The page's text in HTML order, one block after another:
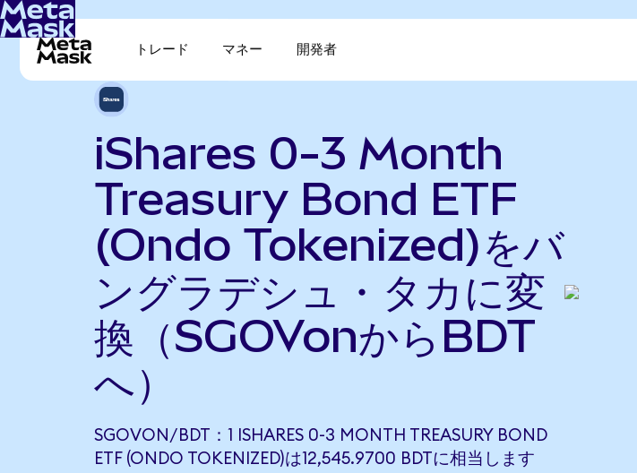
トレード マネー 開発者
iShares 0-3 Month
Treasury Bond ETF
(Ondo Tokenized)をバ
ングラデシュ・タカに変
換（SGOVonからBDT
へ）
SGOVON/BDT：1 ISHARES 0-3 MONTH TREASURY BOND
ETF (ONDO TOKENIZED)は12,545.9700 BDTに相当します